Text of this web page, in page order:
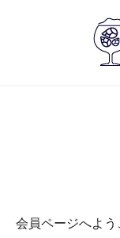
会員ページへよう